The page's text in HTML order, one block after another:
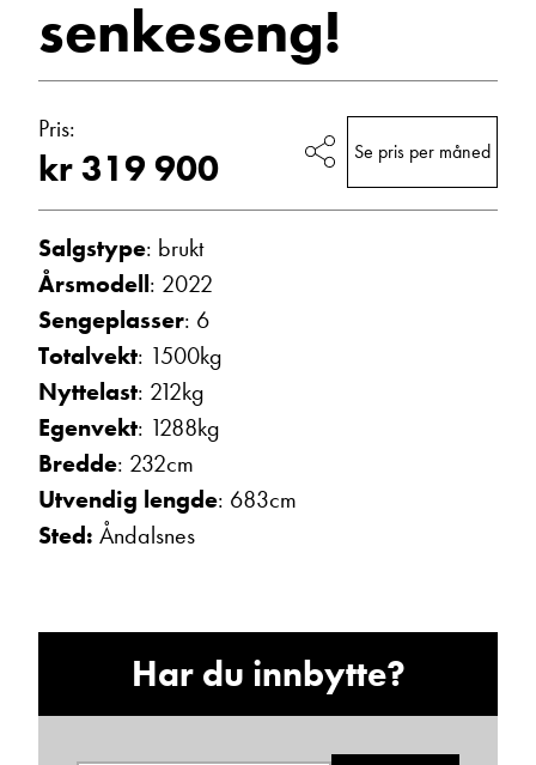
Campingvogner
Vis telefon
Vis epost
Trine Dahl
Kundemottak Verksted / Deler
senkeseng!
Pris:
kr 319 900 Se pris per måned
Salgstype: brukt
Årsmodell: 2022
Sengeplasser: 6
Totalvekt: 1500kg
Nyttelast: 212kg
Egenvekt: 1288kg
Bredde: 232cm
Utvendig lengde: 683cm
Sted: Åndalsnes
Har du innbytte?